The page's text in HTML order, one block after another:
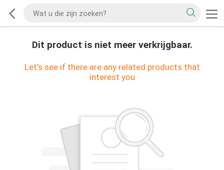
Dit product is niet meer verkrijgbaar.
Let's see if there are any related products that
interest you